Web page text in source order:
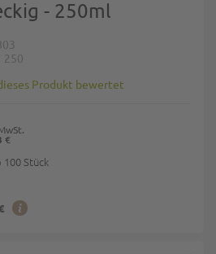
- 250ml
250
Produkt bewertet
€
100 Stück